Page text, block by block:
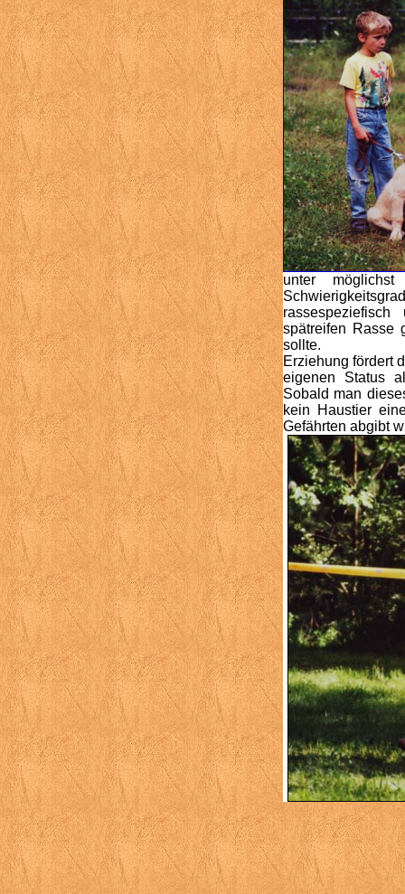
unter
spätreifen Rasse
sollte.
Erziehung fördert
eigenen Status
Sobald man
kein Haustier
Gefährten abgibt